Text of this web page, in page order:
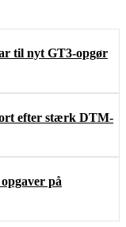
til nyt GT3-opgør
efter stærk DTM-
på